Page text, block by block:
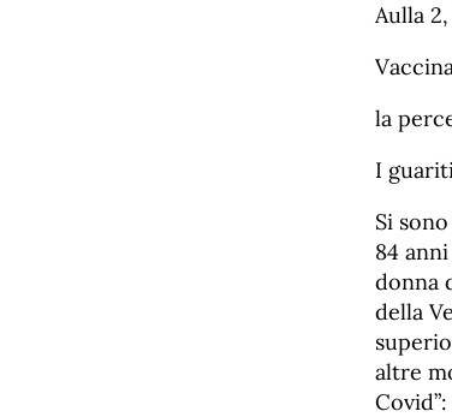
Aulla
la
I
Si
84
donna
della
altre